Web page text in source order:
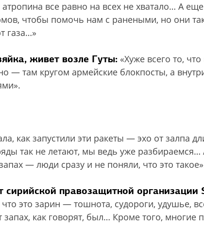
все равно на всех не хватало… А
чтобы помочь нам с ранеными, но они
газа…»
живет возле Гуты: «Хуже всего то,
— там кругом армейские блокпосты, а
как запустили эти ракеты — эхо от залпа
так не летают, мы ведь уже
— люди сразу и не поняли, что это
сирийской правозащитной организации
это зарин — тошнота, судороги, удушье,
запах, как говорят, был… Кроме того, многие